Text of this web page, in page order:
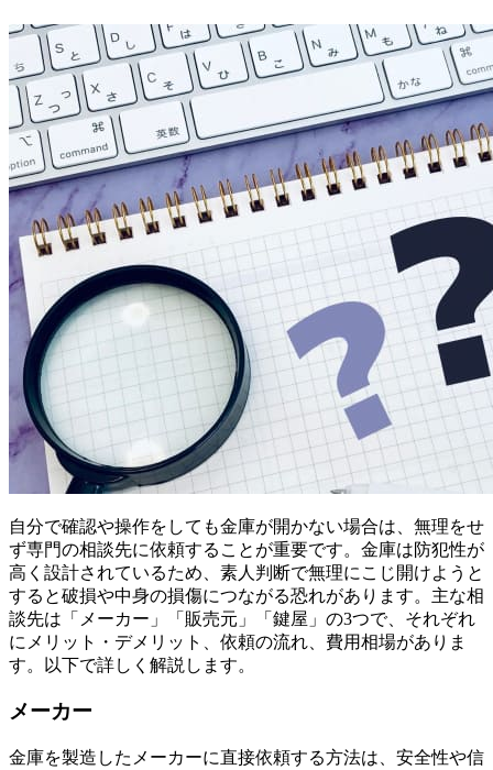
自分で確認や操作をしても金庫が開かない場合は、無理をせ
ず専門の相談先に依頼することが重要です。金庫は防犯性が
高く設計されているため、素人判断で無理にこじ開けようと
すると破損や中身の損傷につながる恐れがあります。主な相
談先は「メーカー」「販売元」「鍵屋」の3つで、それぞれ
にメリット・デメリット、依頼の流れ、費用相場がありま
す。以下で詳しく解説します。
メーカー
金庫を製造したメーカーに直接依頼する方法は、安全性や信